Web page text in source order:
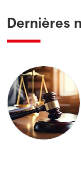
Dernières